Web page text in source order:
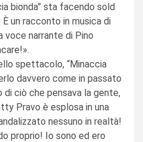
bionda” sta facendo sold
un racconto in musica di
voce narrante di Pino
spettacolo, “Minaccia
davvero come in passato
ciò che pensava la gente,
Pravo è esplosa in una
nessuno in realtà!
proprio! Io sono ed ero